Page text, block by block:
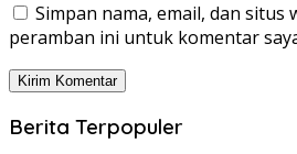
Simpan nama, email, dan situs
peramban ini untuk komentar
Berita Terpopuler